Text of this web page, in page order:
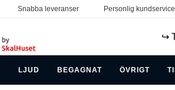
Snabba leveranser Personlig kundservice
↪️
LJUD BEGAGNAT ÖVRIGT